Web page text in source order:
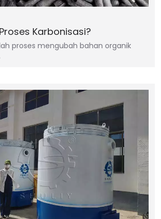
Karbonisasi?
proses mengubah bahan organik